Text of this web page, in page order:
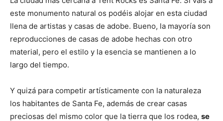
este monumento natural os podéis alojar en esta ciudad
llena de artistas y casas de adobe. Bueno, la mayoría son
reproducciones de casas de adobe hechas con otro
material, pero el estilo y la esencia se mantienen a lo
largo del tiempo.
Y quizá para competir artísticamente con la naturaleza
los habitantes de Santa Fe, además de crear casas
preciosas del mismo color que la tierra que los rodea, se